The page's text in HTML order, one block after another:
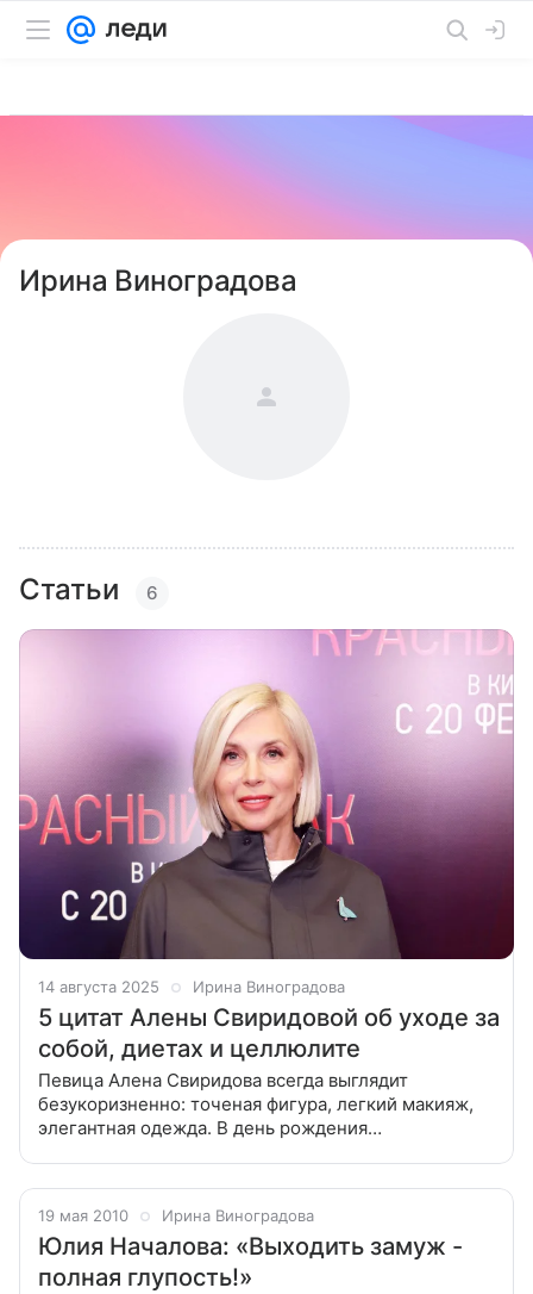
Ирина Виноградова
Статьи 6
14 августа 2025 Ирина Виноградова
5 цитат Алены Свиридовой об уходе за
собой, диетах и целлюлите
Певица Алена Свиридова всегда выглядит
безукоризненно: точеная фигура, легкий макияж,
элегантная одежда. В день рождения
19 мая 2010 Ирина Виноградова
Юлия Началова: «Выходить замуж -
полная глупость!»